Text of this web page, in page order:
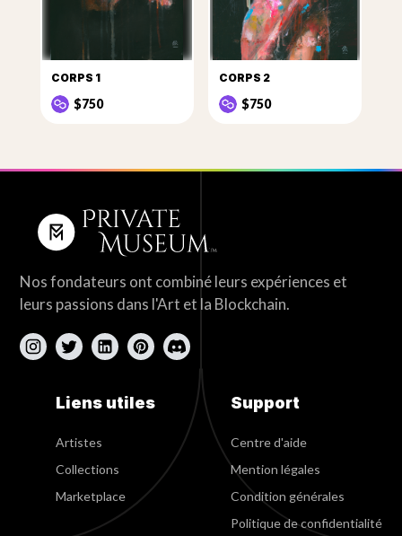
CORPS 1
$750
CORPS 2
$750
Nos fondateurs ont combiné leurs expériences et
leurs passions dans l'Art et la Blockchain.
Liens utiles
Artistes
Collections
Marketplace
Support
Centre d'aide
Mention légales
Condition générales
Politique de confidentialité